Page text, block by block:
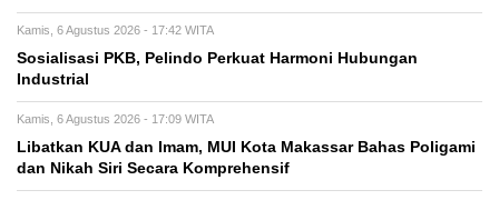
Kamis, 6 Agustus 2026 - 17:42 WITA
Sosialisasi PKB, Pelindo Perkuat Harmoni Hubungan
Industrial
Kamis, 6 Agustus 2026 - 17:09 WITA
Libatkan KUA dan Imam, MUI Kota Makassar Bahas Poligami
dan Nikah Siri Secara Komprehensif